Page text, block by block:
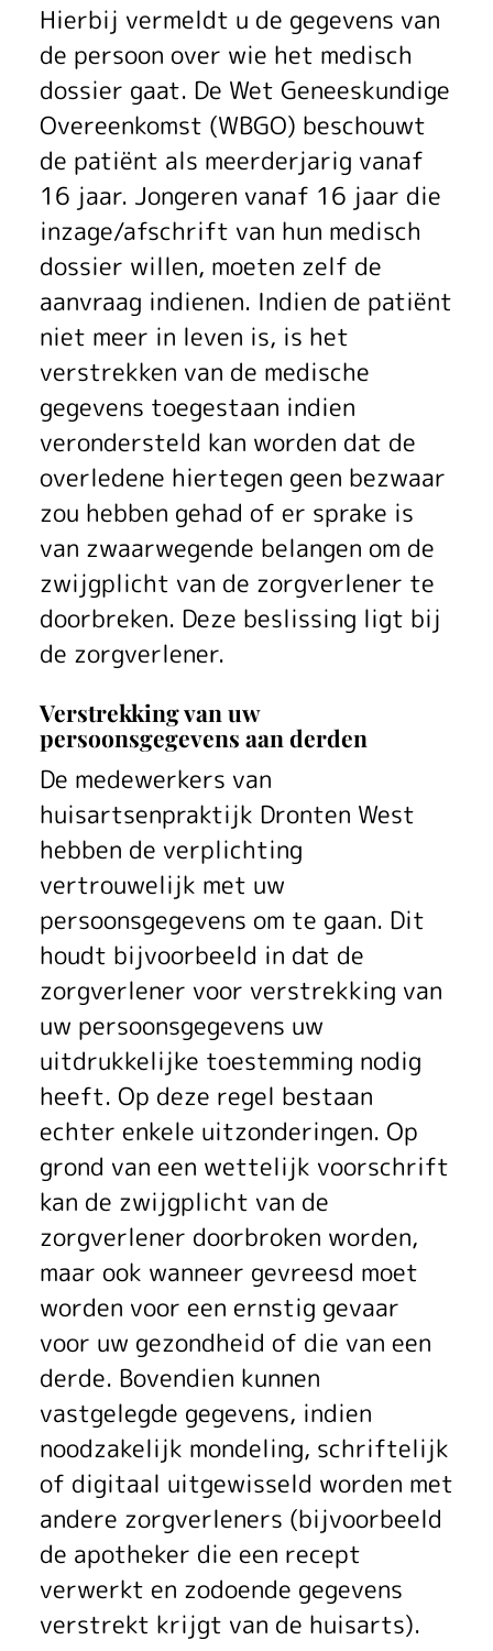
Hierbij vermeldt u de gegevens van
de persoon over wie het medisch
dossier gaat. De Wet Geneeskundige
Overeenkomst (WBGO) beschouwt
de patiënt als meerderjarig vanaf
16 jaar. Jongeren vanaf 16 jaar die
inzage/afschrift van hun medisch
dossier willen, moeten zelf de
aanvraag indienen. Indien de patiënt
niet meer in leven is, is het
verstrekken van de medische
gegevens toegestaan indien
verondersteld kan worden dat de
overledene hiertegen geen bezwaar
zou hebben gehad of er sprake is
van zwaarwegende belangen om de
zwijgplicht van de zorgverlener te
doorbreken. Deze beslissing ligt bij
de zorgverlener.
Verstrekking van uw
persoonsgegevens aan derden
De medewerkers van
huisartsenpraktijk Dronten West
hebben de verplichting
vertrouwelijk met uw
persoonsgegevens om te gaan. Dit
houdt bijvoorbeeld in dat de
zorgverlener voor verstrekking van
uw persoonsgegevens uw
uitdrukkelijke toestemming nodig
heeft. Op deze regel bestaan
echter enkele uitzonderingen. Op
grond van een wettelijk voorschrift
kan de zwijgplicht van de
zorgverlener doorbroken worden,
maar ook wanneer gevreesd moet
worden voor een ernstig gevaar
voor uw gezondheid of die van een
derde. Bovendien kunnen
vastgelegde gegevens, indien
noodzakelijk mondeling, schriftelijk
of digitaal uitgewisseld worden met
andere zorgverleners (bijvoorbeeld
de apotheker die een recept
verwerkt en zodoende gegevens
verstrekt krijgt van de huisarts).